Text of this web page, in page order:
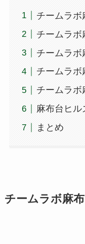
チームラボ
チームラボ
チームラボ
チームラボ
チームラボ
麻布台ヒル
まとめ
チームラボ麻